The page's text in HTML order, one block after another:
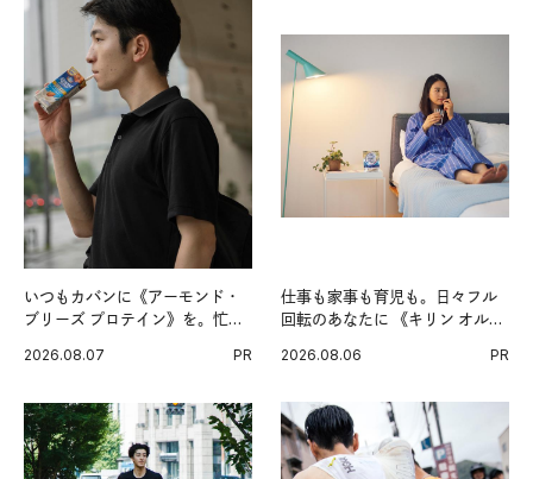
いつもカバンに《アーモンド・
ブリーズ プロテイン》を。忙し
グ習慣。
2026.08.07 PR
仕事も家事も育児も。日々フル
回転のあなたに 《キリン オルニ
2026.08.06 PR